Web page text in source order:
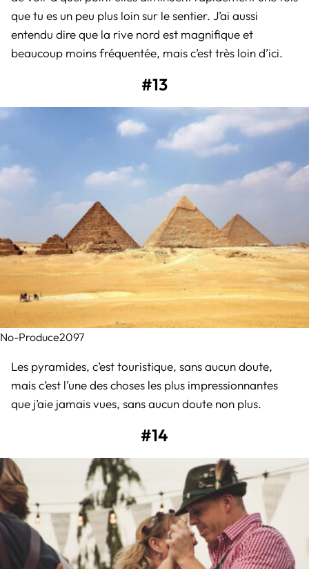
que tu es un peu plus loin sur le sentier. J’ai aussi
entendu dire que la rive nord est magnifique et
beaucoup moins fréquentée, mais c’est très loin d’ici.
#13
No-Produce2097
Les pyramides, c’est touristique, sans aucun doute,
mais c’est l’une des choses les plus impressionnantes
que j’aie jamais vues, sans aucun doute non plus.
#14